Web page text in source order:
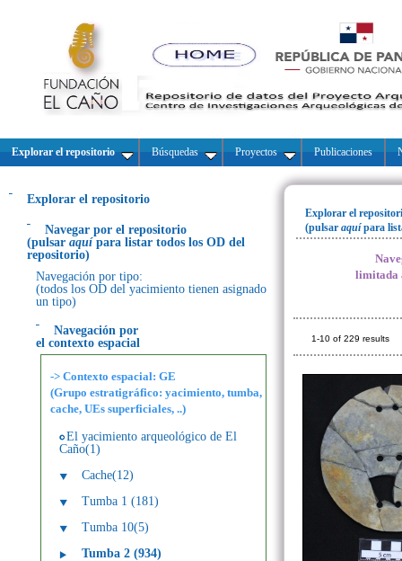
Explorar el repositorio Búsquedas Proyectos Publicaciones
Explorar el repositorio
Navegar por el repositorio
(pulsar aquí para listar todos los OD del
repositorio)
Navegación por tipo:
(todos los OD del yacimiento tienen asignado
un tipo)
Navegación por
el contexto espacial
-> Contexto espacial: GE
(Grupo estratigráfico: yacimiento, tumba,
cache, UEs superficiales, ..)
El yacimiento arqueológico de El
Caño(1)
Cache(12)
Tumba 1 (181)
Tumba 10(5)
Tumba 2 (934)
Explorar el
(pulsar aquípara
limitada
1-10 of 229 results